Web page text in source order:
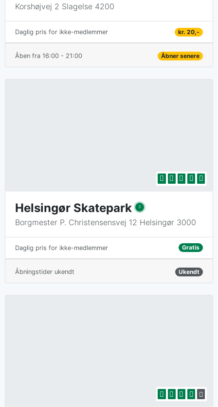
Korshøjvej 2 Slagelse 4200
Daglig pris for ikke-medlemmer kr. 20,-
Åben fra 16:00 - 21:00 Åbner senere
Helsingør Skatepark
Borgmester P. Christensensvej 12 Helsingør 3000
Daglig pris for ikke-medlemmer Gratis
Åbningstider ukendt Ukendt